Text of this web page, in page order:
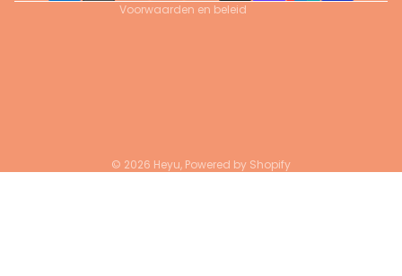
Voorwaarden en beleid
© 2026 Heyu, Powered by Shopify